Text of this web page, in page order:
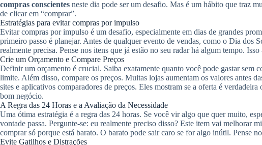
compras conscientes neste dia pode ser um desafio. Mas é um hábito que traz
de clicar em “comprar”.
Estratégias para evitar compras por impulso
Evitar compras por impulso é um desafio, especialmente em dias de grandes
primeiro passo é planejar. Antes de qualquer evento de vendas, como o Dia dos
realmente precisa. Pense nos itens que já estão no seu radar há algum tempo.
Crie um Orçamento e Compare Preços
Definir um orçamento é crucial. Saiba exatamente quanto você pode gastar sem
limite. Além disso, compare os preços. Muitas lojas aumentam os valores antes
sites e aplicativos comparadores de preços. Eles mostram se a oferta é
bom negócio.
A Regra das 24 Horas e a Avaliação da Necessidade
Uma ótima estratégia é a regra das 24 horas. Se você vir algo que quer muito,
vontade passa. Pergunte-se: eu realmente preciso disso? Este item vai melhorar
comprar só porque está barato. O barato pode sair caro se for algo inútil. Pense
Evite Gatilhos e Distrações